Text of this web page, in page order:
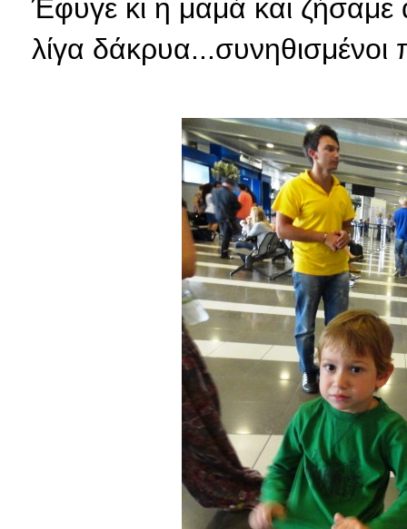
Έφυγε κι η μαμά και ζήσαμε
λίγα δάκρυα...συνηθισμένοι